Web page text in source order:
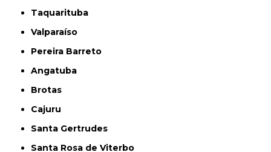
Taquarituba
Valparaíso
Pereira Barreto
Angatuba
Brotas
Cajuru
Santa Gertrudes
Santa Rosa de Viterbo